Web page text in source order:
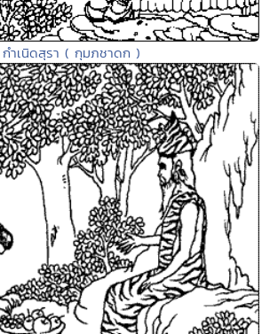
กำเนิดสุรา ( กุมภชาดก )